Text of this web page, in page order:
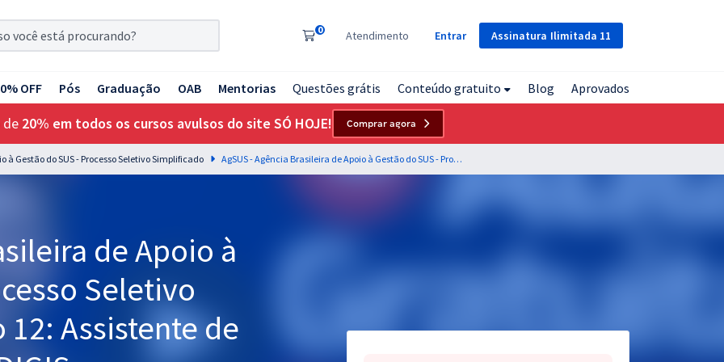
Assinatura Ilimitada 11
0 Atendimento Entrar
OFF Pós Graduação OAB Mentorias Questões grátis Conteúdo gratuito Blog Aprovados
de 20% em todos os cursos avulsos do site SÓ HOJE! Comprar agora
à Gestão do SUS - Processo Seletivo Simplificado AgSUS - Agência Brasileira de Apoio à Gestão do SUS - Processo Seletivo Simplificado - Cargo 12: Assistente de Projeto - Perfil 3 - UDIGIS
de Apoio à
Seletivo
Assistente de